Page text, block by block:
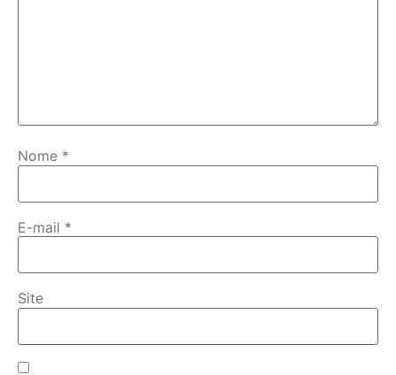
Nome *
E-mail *
Site